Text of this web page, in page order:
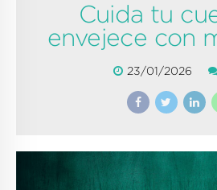
23/01/2026
Cuida tu
envejece con